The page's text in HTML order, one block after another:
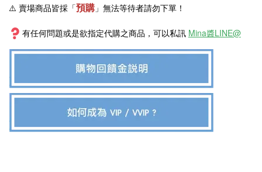
⚠️ 賣場商品皆採 「預購 」 無法等待者請勿下單！
有任何問題或是欲指定代購之商品，可以私訊 Mina醬LINE@